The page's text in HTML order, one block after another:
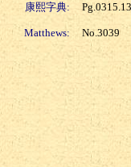
康熙字典:
Matthews: No.3039